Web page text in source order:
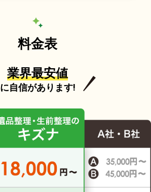
料金表
業界最安値
に自信があります!